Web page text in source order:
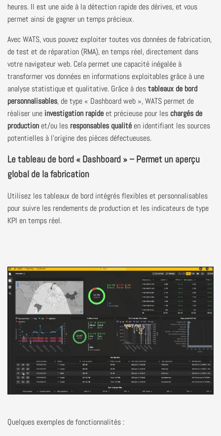
heures. Il est une aide à la détection rapide des dérives, et vous
permet ainsi de gagner un temps précieux.
Avec WATS, vous pouvez exploiter toutes vos données de fabrication,
de test et de réparation (RMA), en temps réel, directement dans
votre navigateur web. Cela permet une capacité inégalée à
transformer vos données en informations exploitables grâce à une
analyse statistique et qualitative. Grâce à destableaux de bord
personnalisables, de type « Dashboard web », WATS permet de
réaliser une investigation rapide et précieuse pour les chargés de
production et/ou les responsables qualité en identifiant les sources
potentielles à l'origine des pièces défectueuses.
Le tableau de bord « Dashboard » – Permet un aperçu
global de la fabrication
Utilisez les tableaux de bord intégrés flexibles et personnalisables
pour suivre les rendements de production et les indicateurs de type
KPI en temps réel.
Quelques exemples de fonctionnalités :